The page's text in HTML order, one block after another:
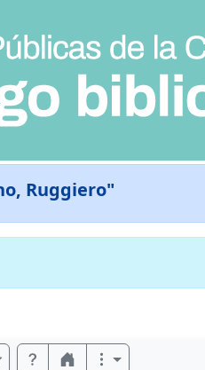
Ruggiero"